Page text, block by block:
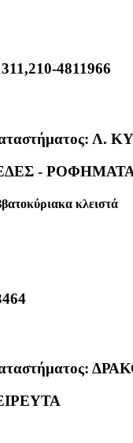
4811966
Λ.
-
κλειστά